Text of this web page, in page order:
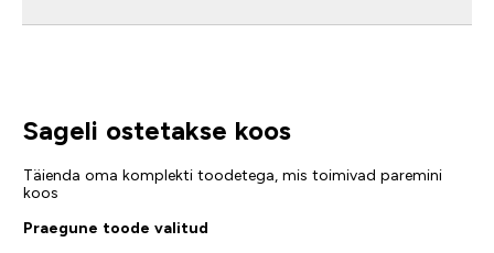
Sageli ostetakse koos
Täienda oma komplekti toodetega, mis toimivad paremini
koos
Praegune toode valitud